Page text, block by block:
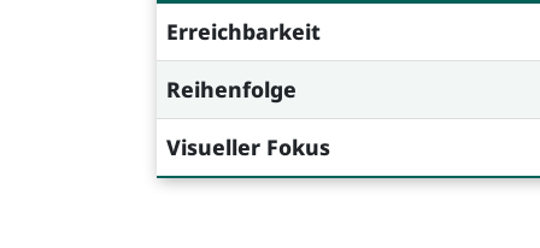
Erreichbarkeit
Reihenfolge
Visueller Fokus